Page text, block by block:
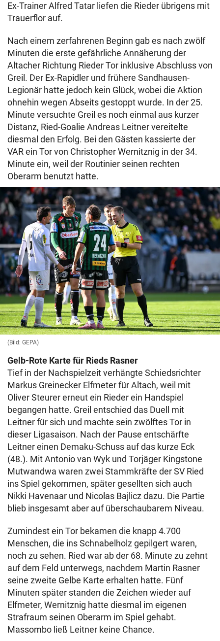
Ex-Trainer Alfred Tatar liefen die Rieder übrigens mit
Trauerflor auf.
Nach einem zerfahrenen Beginn gab es nach zwölf
Minuten die erste gefährliche Annäherung der
Altacher Richtung Rieder Tor inklusive Abschluss von
Greil. Der Ex-Rapidler und frühere Sandhausen-
Legionär hatte jedoch kein Glück, wobei die Aktion
ohnehin wegen Abseits gestoppt wurde. In der 25.
Minute versuchte Greil es noch einmal aus kurzer
Distanz, Ried-Goalie Andreas Leitner vereitelte
diesmal den Erfolg. Bei den Gästen kassierte der
VAR ein Tor von Christopher Wernitznig in der 34.
Minute ein, weil der Routinier seinen rechten
Oberarm benutzt hatte.
(Bild: GEPA)
Gelb-Rote Karte für Rieds Rasner
Tief in der Nachspielzeit verhängte Schiedsrichter
Markus Greinecker Elfmeter für Altach, weil mit
Oliver Steurer erneut ein Rieder ein Handspiel
begangen hatte. Greil entschied das Duell mit
Leitner für sich und machte sein zwölftes Tor in
dieser Ligasaison. Nach der Pause entschärfte
Leitner einen Demaku-Schuss auf das kurze Eck
(48.). Mit Antonio van Wyk und Torjäger Kingstone
Mutwandwa waren zwei Stammkräfte der SV Ried
ins Spiel gekommen, später gesellten sich auch
Nikki Havenaar und Nicolas Bajlicz dazu. Die Partie
blieb insgesamt aber auf überschaubarem Niveau.
Zumindest ein Tor bekamen die knapp 4.700
Menschen, die ins Schnabelholz gepilgert waren,
noch zu sehen. Ried war ab der 68. Minute zu zehnt
auf dem Feld unterwegs, nachdem Martin Rasner
seine zweite Gelbe Karte erhalten hatte. Fünf
Minuten später standen die Zeichen wieder auf
Elfmeter, Wernitznig hatte diesmal im eigenen
Strafraum seinen Oberarm im Spiel gehabt.
Massombo ließ Leitner keine Chance.